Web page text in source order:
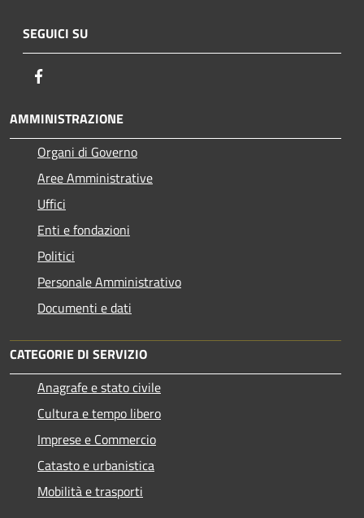
SEGUICI SU
AMMINISTRAZIONE
Organi di Governo
Aree Amministrative
Uffici
Enti e fondazioni
Politici
Personale Amministrativo
Documenti e dati
CATEGORIE DI SERVIZIO
Anagrafe e stato civile
Cultura e tempo libero
Imprese e Commercio
Catasto e urbanistica
Mobilità e trasporti